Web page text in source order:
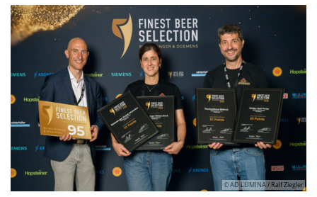
© AD LUMINA / Ralf Ziegler